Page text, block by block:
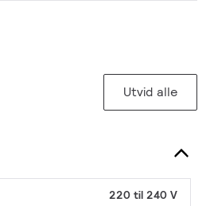
Utvid alle
220 til 240 V